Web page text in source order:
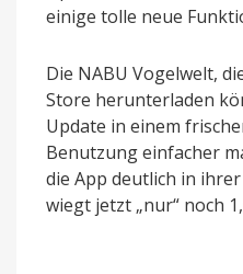
einige tolle neue
Die NABU Vogelwelt,
Store herunterladen
Update in einem
Benutzung einfacher
die App deutlich in
wiegt jetzt „nur“ noch